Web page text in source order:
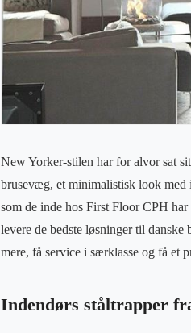
New Yorker-stilen har for alvor sat
brusevæg, et minimalistisk look med
som de inde hos First Floor CPH
levere de bedste løsninger til
mere, få service i særklasse og få et
Indendørs ståltrapper